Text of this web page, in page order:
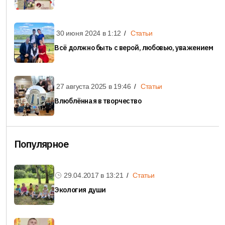
30 июня 2024 в 1:12 Статьи
Всё должно быть с верой, любовью, уважением
27 августа 2025 в 19:46 Статьи
Влюблённая в творчество
Популярное
29.04.2017 в 13:21 Статьи
Экология души